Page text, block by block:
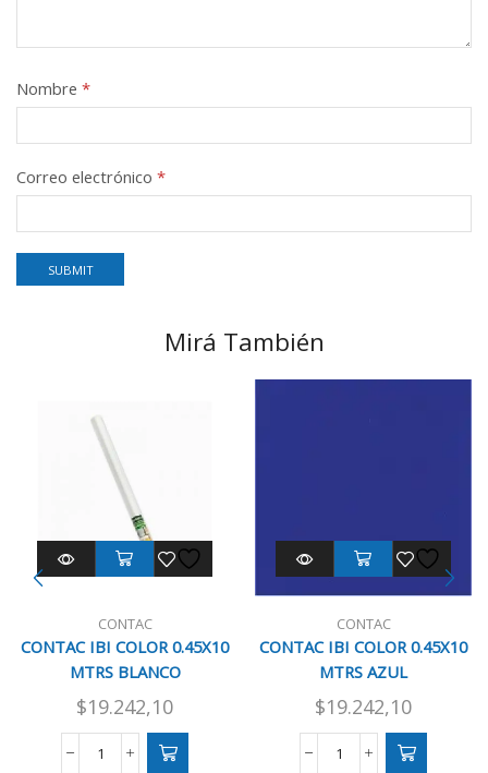
Nombre *
Correo electrónico *
Mirá También
CONTAC
CONTAC IBI COLOR 0.45X10
MTRS BLANCO
$19.242,10
CONTAC
CONTAC
CONTAC IBI COLOR 0.45X10
MTRS AZUL
$19.242,10
CONTAC